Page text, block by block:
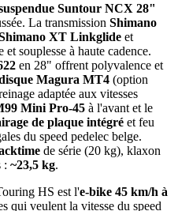
Suntour NCX 28"
La transmission Shimano
XT Linkglide et
et souplesse à haute cadence.
en 28" offrent polyvalence et
Magura MT4 (option
adaptée aux vitesses
Mini Pro-45 à l'avant et le
de plaque intégré et feu
du speed pedelec belge.
de série (20 kg), klaxon
: ~23,5 kg.
HS est l'e-bike 45 km/h à
qui veulent la vitesse du speed